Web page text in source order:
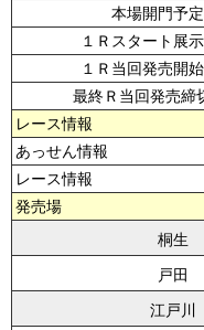
本場開門予
１Ｒスタート展
１Ｒ当回発売開
最終Ｒ当回発売締
レース情報
あっせん情報
レース情報
発売場
桐生
戸田
江戸川